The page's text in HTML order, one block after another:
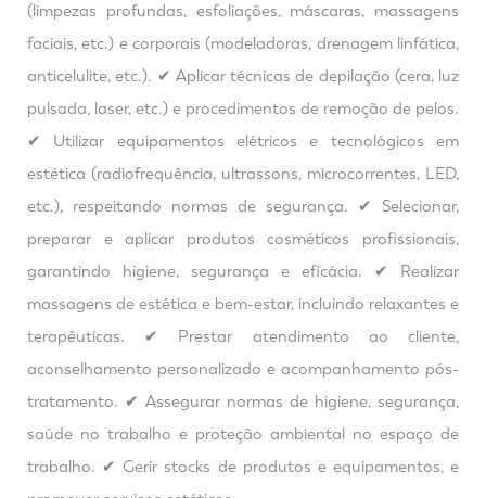
(limpezas profundas, esfoliações, máscaras, massagens
faciais, etc.) e corporais (modeladoras, drenagem linfática,
anticelulite, etc.). ✔ Aplicar técnicas de depilação (cera, luz
pulsada, laser, etc.) e procedimentos de remoção de pelos.
✔ Utilizar equipamentos elétricos e tecnológicos em
estética (radiofrequência, ultrassons, microcorrentes, LED,
etc.), respeitando normas de segurança. ✔ Selecionar,
preparar e aplicar produtos cosméticos profissionais,
garantindo higiene, segurança e eficácia. ✔ Realizar
massagens de estética e bem-estar, incluindo relaxantes e
terapêuticas. ✔ Prestar atendimento ao cliente,
aconselhamento personalizado e acompanhamento pós-
tratamento. ✔ Assegurar normas de higiene, segurança,
saúde no trabalho e proteção ambiental no espaço de
trabalho. ✔ Gerir stocks de produtos e equipamentos, e